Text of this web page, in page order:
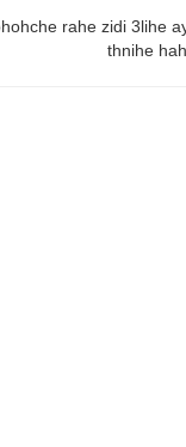
rahe zidi 3lihe
thnihe